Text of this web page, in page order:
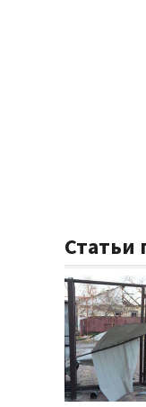
Статьи